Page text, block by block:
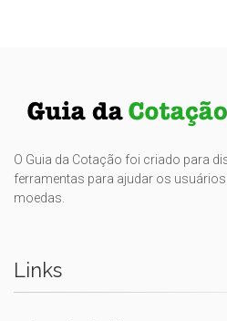
O Guia da Cotação foi criado para
ferramentas para ajudar os
moedas.
Links